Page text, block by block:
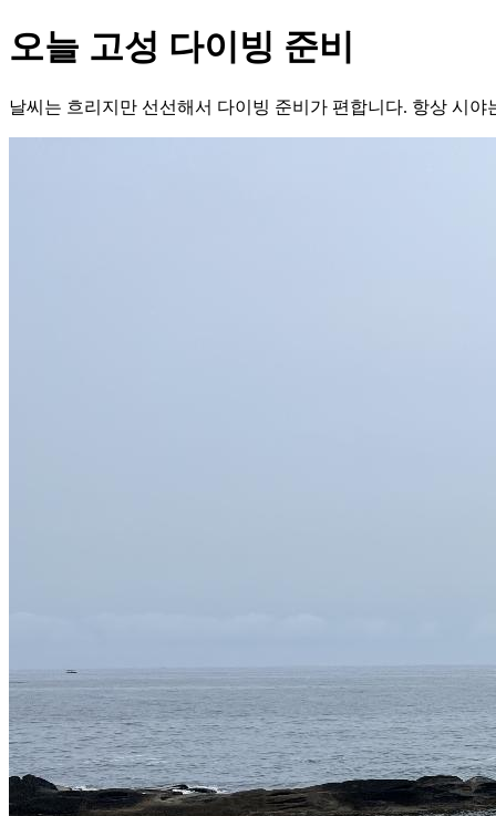
오늘 고성 다이빙 준비
날씨는 흐리지만 선선해서 다이빙 준비가 편합니다. 항상 시야